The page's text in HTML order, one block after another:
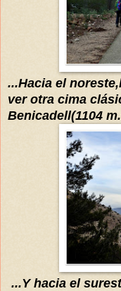
...Hacia el
verotra cima
Benicadell(1104
...Y hacia el